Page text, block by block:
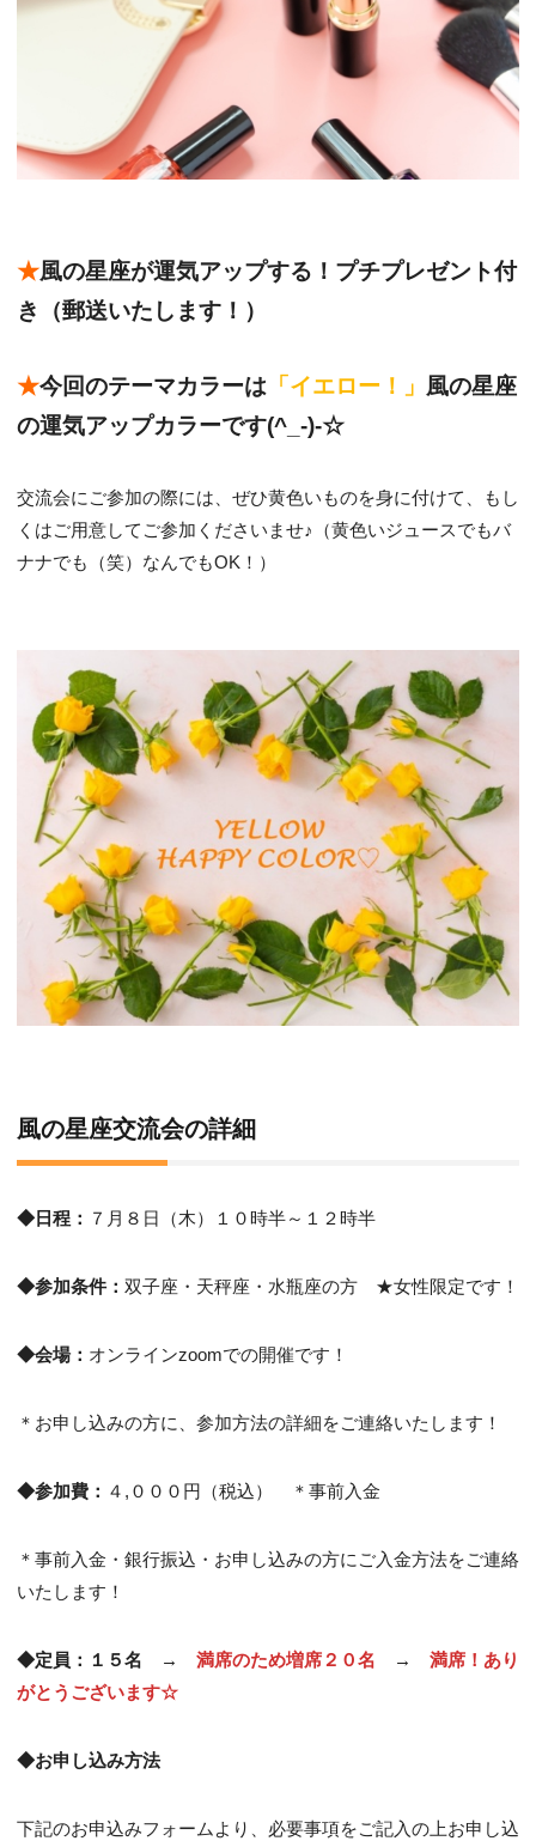
★風の星座が運気アップする！プチプレゼント付
き（郵送いたします！）
★今回のテーマカラーは 「イエロー！」 風の星座
の運気アップカラーです(^_-)-☆
交流会にご参加の際には、ぜひ黄色いものを身に付けて、もし
くはご用意してご参加くださいませ♪（黄色いジュースでもバ
ナナでも（笑）なんでもOK！）
風の星座交流会の詳細
◆日程： ７月８日（木）１０時半～１２時半
◆参加条件： 双子座・天秤座・水瓶座の方 ★女性限定です！
◆会場： オンラインzoomでの開催です！
＊お申し込みの方に、参加方法の詳細をご連絡いたします！
◆参加費： ４,０００円（税込） ＊事前入金
＊事前入金・銀行振込・お申し込みの方にご入金方法をご連絡
いたします！
◆定員：１５名 → 満席のため増席２０名 → 満席！あり
がとうございます☆
◆お申し込み方法
下記のお申込みフォームより、必要事項をご記入の上お申し込